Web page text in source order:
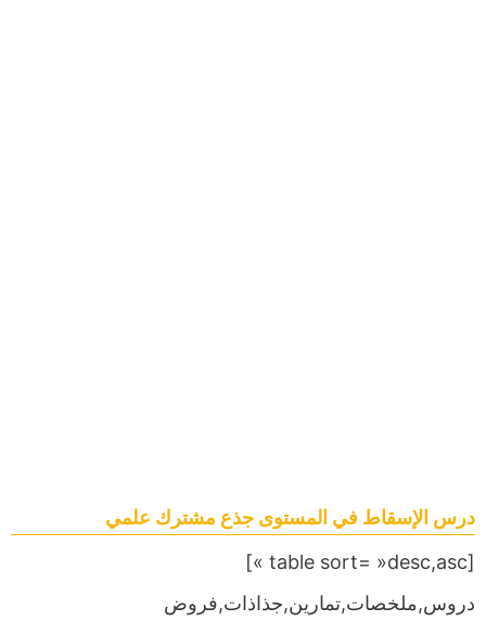
درس الإسقاط في المستوى جذع مشترك علمي
[table sort= »desc,asc »]
دروس,ملخصات,تمارين,جذاذات,فروض